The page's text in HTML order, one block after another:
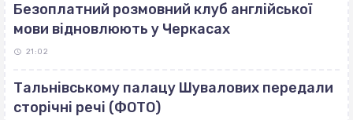
Безоплатний розмовний клуб англійської
мови відновлюють у Черкасах
21:02
Тальнівському палацу Шувалових передали
сторічні речі (ФОТО)